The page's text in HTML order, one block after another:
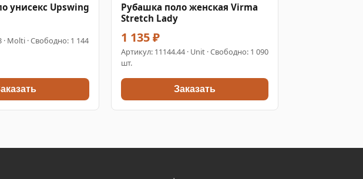
унисекс Upswing
· Molti · Свободно: 1 144
Рубашка поло женская Virma
Stretch Lady
1 135 ₽
Артикул: 11144.44 · Unit · Свободно: 1 090
шт.
Заказать